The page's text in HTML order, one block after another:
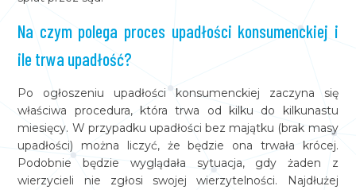
Na czym polega proces upadłości konsumenckiej i
ile trwa upadłość?
Po ogłoszeniu upadłości konsumenckiej zaczyna się
właściwa procedura, która trwa od kilku do kilkunastu
miesięcy. W przypadku upadłości bez majątku (brak masy
upadłości) można liczyć, że będzie ona trwała krócej.
Podobnie będzie wyglądała sytuacja, gdy żaden z
wierzycieli nie zgłosi swojej wierzytelności. Najdłużej